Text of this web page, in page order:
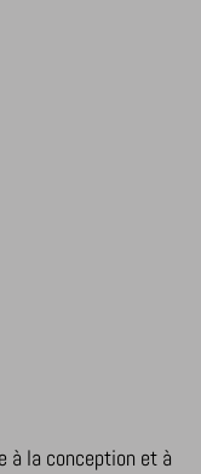
à la conception et à